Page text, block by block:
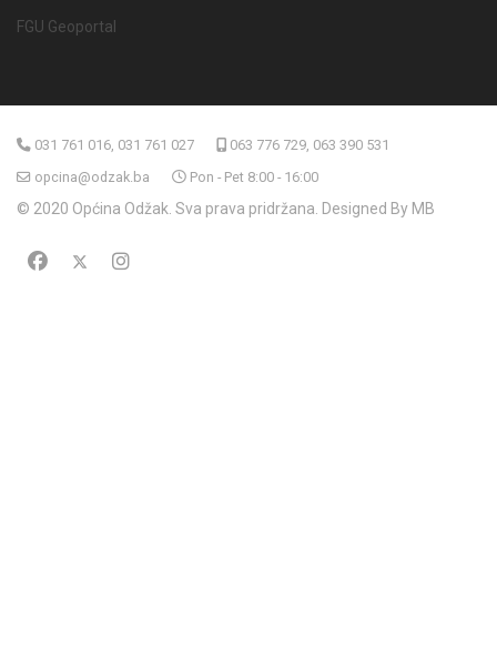
FGU Geoportal
031 761 016, 031 761 027
063 776 729, 063 390 531
opcina@odzak.ba
Pon - Pet 8:00 - 16:00
© 2020 Općina Odžak. Sva prava pridržana. Designed By MB